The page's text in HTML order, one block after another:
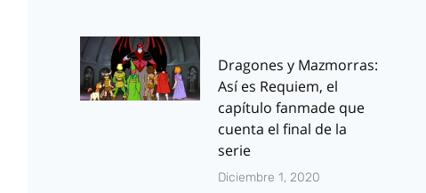
Dragones y Mazmorras:
Así es Requiem, el
capítulo fanmade que
cuenta el final de la
serie
Diciembre 1, 2020